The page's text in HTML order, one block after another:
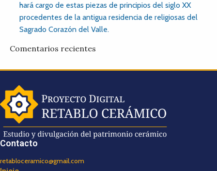
hará cargo de estas piezas de principios del siglo XX
procedentes de la antigua residencia de religiosas del
Sagrado Corazón del Valle.
Comentarios recientes
Contacto
retabloceramico@gmail.com